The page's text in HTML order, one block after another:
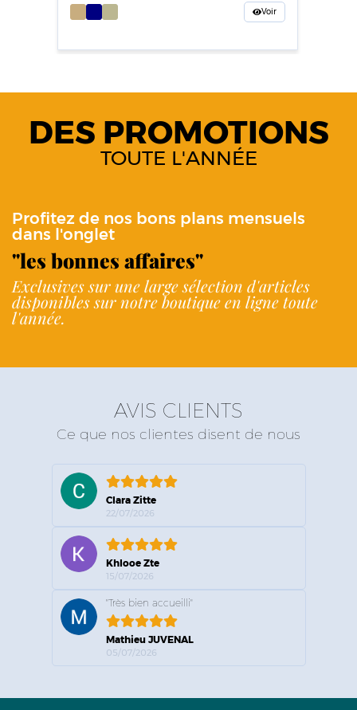
Voir
DES PROMOTIONS
TOUTE L'ANNÉE
Profitez de nos bons plans mensuels
dans l'onglet
"les bonnes affaires"
Exclusives sur une large sélection d'articles
disponibles sur notre boutique en ligne toute
l'année.
AVIS CLIENTS
Ce que nos clientes disent de nous
Clara Zitte
22/07/2026
Khlooe Zte
15/07/2026
"Très bien accueilli"
Mathieu JUVENAL
05/07/2026